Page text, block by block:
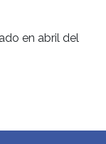
en abril del